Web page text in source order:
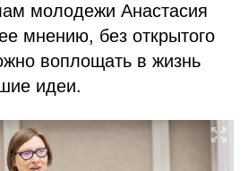
молодежи Анастасия
мнению, без открытого
воплощать в жизнь
идеи.